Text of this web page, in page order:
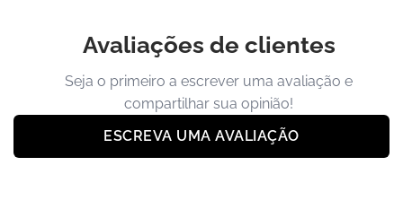
Avaliações de clientes
Seja o primeiro a escrever uma avaliação e
compartilhar sua opinião!
ESCREVA UMA AVALIAÇÃO